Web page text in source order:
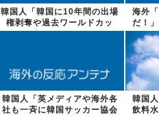
韓国人「韓国に10年間の出場
権剥奪や過去ワールドカッ
プ、オリンピ...
海外
だ！
韓国人「英メディアや海外各
社も一斉に韓国サッカー協会
韓国
飲料